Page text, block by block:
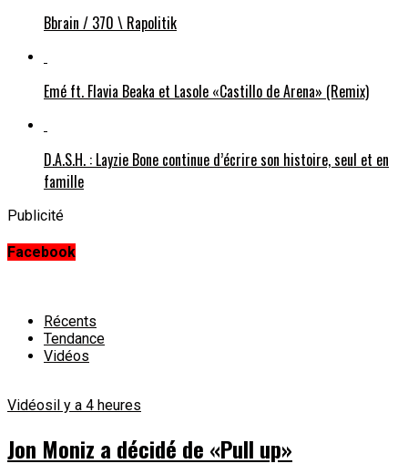
Bbrain / 370 \ Rapolitik
Emé ft. Flavia Beaka et Lasole «Castillo de Arena» (Remix)
D.A.S.H. : Layzie Bone continue d’écrire son histoire, seul et en
famille
Publicité
Facebook
Récents
Tendance
Vidéos
Vidéosil y a 4 heures
Jon Moniz a décidé de «Pull up»